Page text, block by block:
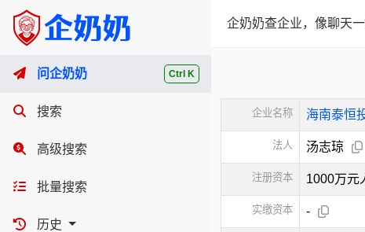
Ctrl K
问企奶奶
搜索
高级搜索
批量搜索
历史
企奶奶查企业，像聊天
企业名称 海南泰恒
法人 汤志琼
注册资本 1000万元
实缴资本 -